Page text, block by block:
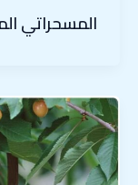
المسحراتي